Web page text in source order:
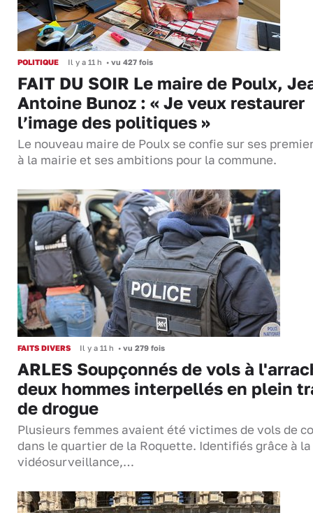
POLITIQUE Il y a 11 h • vu 427 fois
FAIT DU SOIR Le maire de Poulx,
Antoine Bunoz : « Je veux restaurer
l’image des politiques »
Le nouveau maire de Poulx se confie sur ses
à la mairie et ses ambitions pour la commune.
FAITS DIVERS Il y a 11 h • vu 279 fois
ARLES Soupçonnés de vols à
deux hommes interpellés en plein
de drogue
Plusieurs femmes avaient été victimes de vols de
dans le quartier de la Roquette. Identifiés grâce à la
vidéosurveillance,…